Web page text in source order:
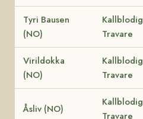
Tyri Bausen
(NO)
Kallblodig
Travare
Virildokka
(NO)
Kallblodig
Travare
Åsliv (NO)
Kallblodig
Travare